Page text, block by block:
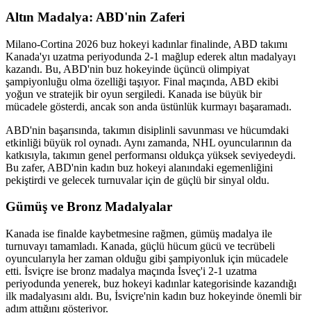
Altın Madalya: ABD'nin Zaferi
Milano-Cortina 2026 buz hokeyi kadınlar finalinde, ABD takımı
Kanada'yı uzatma periyodunda 2-1 mağlup ederek altın madalyayı
kazandı. Bu, ABD'nin buz hokeyinde üçüncü olimpiyat
şampiyonluğu olma özelliği taşıyor. Final maçında, ABD ekibi
yoğun ve stratejik bir oyun sergiledi. Kanada ise büyük bir
mücadele gösterdi, ancak son anda üstünlük kurmayı başaramadı.
ABD'nin başarısında, takımın disiplinli savunması ve hücumdaki
etkinliği büyük rol oynadı. Aynı zamanda, NHL oyuncularının da
katkısıyla, takımın genel performansı oldukça yüksek seviyedeydi.
Bu zafer, ABD'nin kadın buz hokeyi alanındaki egemenliğini
pekiştirdi ve gelecek turnuvalar için de güçlü bir sinyal oldu.
Gümüş ve Bronz Madalyalar
Kanada ise finalde kaybetmesine rağmen, gümüş madalya ile
turnuvayı tamamladı. Kanada, güçlü hücum gücü ve tecrübeli
oyuncularıyla her zaman olduğu gibi şampiyonluk için mücadele
etti. İsviçre ise bronz madalya maçında İsveç'i 2-1 uzatma
periyodunda yenerek, buz hokeyi kadınlar kategorisinde kazandığı
ilk madalyasını aldı. Bu, İsviçre'nin kadın buz hokeyinde önemli bir
adım attığını gösteriyor.